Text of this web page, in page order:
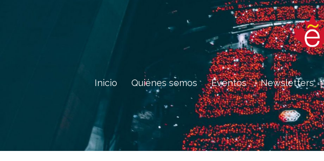
Inicio Quiénes somos Eventos Newsletters